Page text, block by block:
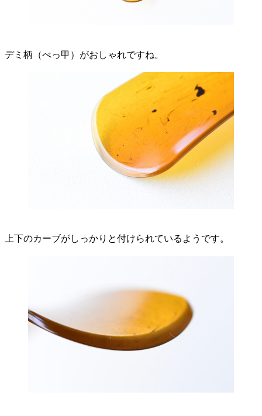
デミ柄（べっ甲）がおしゃれですね。
上下のカーブがしっかりと付けられているようです。